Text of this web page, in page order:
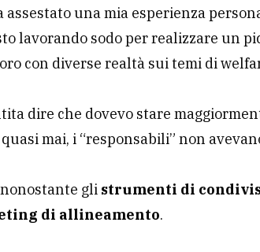
una mia esperienza
lavorando sodo per realizzare un
con diverse realtà sui temi di
dire che dovevo stare
mai, i “responsabili” non
gli strumenti di
di allineamento.